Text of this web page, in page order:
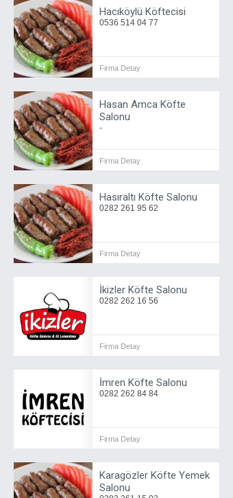
Hacıköylü Köftecisi
0536 514 04 77
Firma Detay
Hasan Amca Köfte
Salonu
-
Firma Detay
Hasıraltı Köfte Salonu
0282 261 95 62
Firma Detay
İkizler Köfte Salonu
0282 262 16 56
Firma Detay
İmren Köfte Salonu
0282 262 84 84
Firma Detay
Karagözler Köfte Yemek
Salonu